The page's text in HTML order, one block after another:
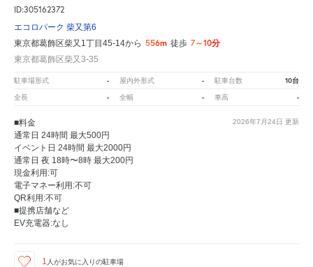
ID:305162372
エコロパーク 柴又第6
東京都葛飾区柴又1丁目45-14から 556m 徒歩 7～10分
東京都葛飾区柴又3-35
駐車場形式 - 屋内外形式 - 駐車台数 10台
全長 - 全幅 - 車高 -
2026年7月24日 更新
■料金
通常日 24時間 最大500円
イベント日 24時間 最大2000円
通常日 夜 18時〜8時 最大200円
現金利用:可
電子マネー利用:不可
QR利用:不可
■提携店舗など
EV充電器:なし
1 人がお気に入りの駐車場